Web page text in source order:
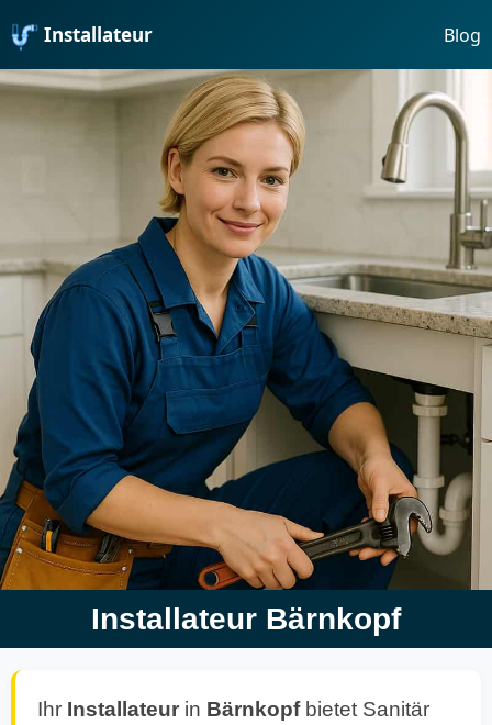
Installateur Blog
Installateur Bärnkopf
Ihr Installateur in Bärnkopfbietet Sanitär